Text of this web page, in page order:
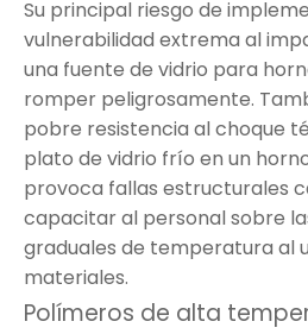
Su principal riesgo de
vulnerabilidad extrema al
una fuente de vidrio para
romper peligrosamente.
pobre resistencia al choque
plato de vidrio frío en un
provoca fallas estructurales
capacitar al personal sobre
graduales de temperatura al
materiales.
Polímeros de alta